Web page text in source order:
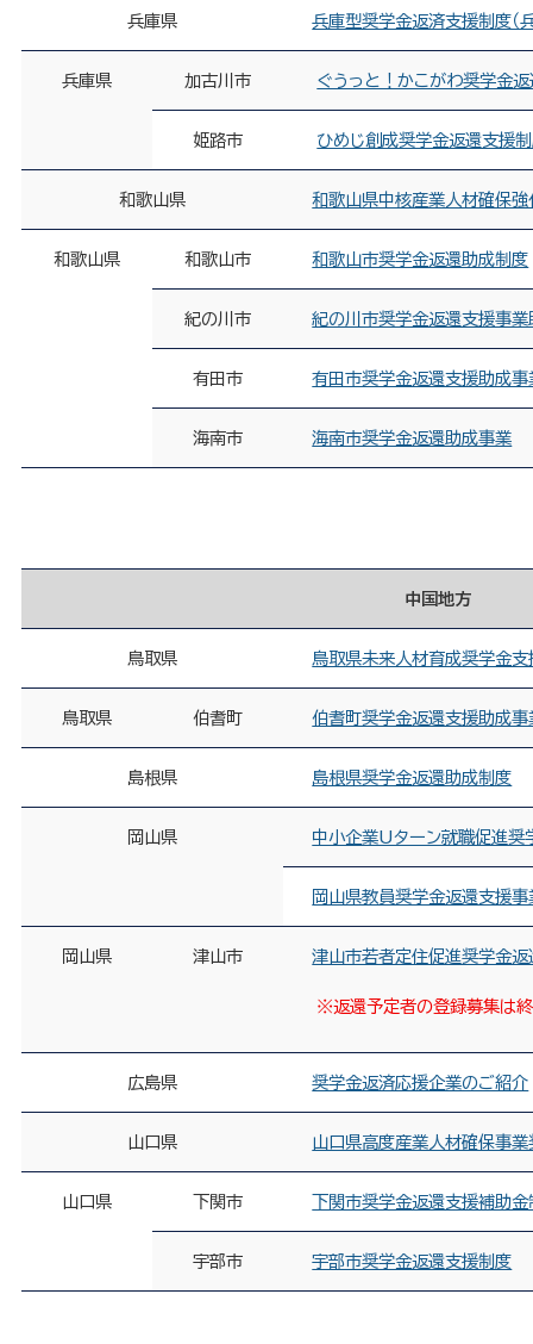
兵庫県 兵庫型奨学金返済支援制度（
兵庫県 加古川市 ぐうっと！かこがわ奨学金
姫路市 ひめじ創成奨学金返還支援
和歌山県 和歌山県中核産業人材確保
和歌山県 和歌山市 和歌山市奨学金返還助成制度
紀の川市 紀の川市奨学金返還支援事業
有田市 有田市奨学金返還支援助成事
海南市 海南市奨学金返還助成事業
中国地方
鳥取県 鳥取県未来人材育成奨学金支
鳥取県 伯耆町 伯耆町奨学金返還支援助成事
島根県 島根県奨学金返還助成制度
岡山県 中小企業Uターン就職促進奨
岡山県教員奨学金返還支援事
岡山県 津山市 津山市若者定住促進奨学金
※返還予定者の登録募集は
広島県 奨学金返済応援企業のご紹介
山口県 山口県高度産業人材確保事
山口県 下関市 下関市奨学金返還支援補助金
宇部市 宇部市奨学金返還支援制度